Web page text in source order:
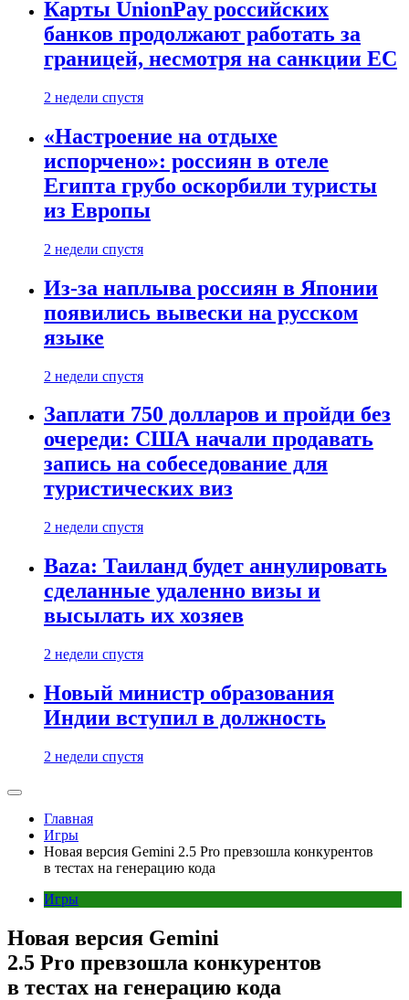
Карты UnionPay российских
банков продолжают работать за
границей, несмотря на санкции ЕС
2 недели спустя
«Настроение на отдыхе
испорчено»: россиян в отеле
Египта грубо оскорбили туристы
из Европы
2 недели спустя
Из-за наплыва россиян в Японии
появились вывески на русском
языке
2 недели спустя
Заплати 750 долларов и пройди без
очереди: США начали продавать
запись на собеседование для
туристических виз
2 недели спустя
Baza: Таиланд будет аннулировать
сделанные удаленно визы и
высылать их хозяев
2 недели спустя
Новый министр образования
Индии вступил в должность
2 недели спустя
Главная
Игры
Новая версия Gemini 2.5 Pro превзошла конкурентов
в тестах на генерацию кода
Игры
Новая версия Gemini
2.5 Pro превзошла конкурентов
в тестах на генерацию кода